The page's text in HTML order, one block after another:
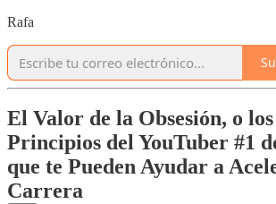
Rafa
El Valor de la Obsesión, o
Principios del YouTuber #1
que te Pueden Ayudar a
Carrera